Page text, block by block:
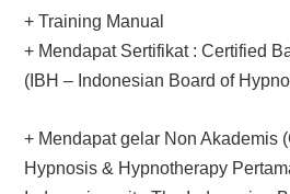
+ Training Manual
+ Mendapat Sertifikat : Certified
(IBH – Indonesian Board of
+ Mendapat gelar Non Akademis
Hypnosis & Hypnotherapy